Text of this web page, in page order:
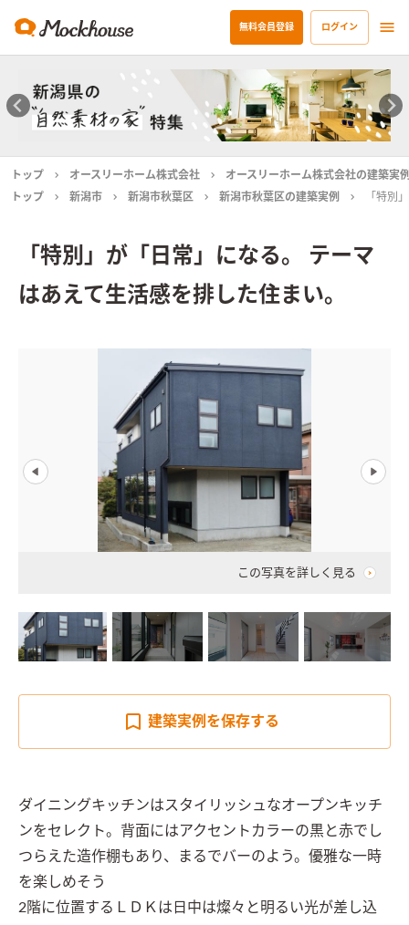
無料会員登録 ログイン
トップ オースリーホーム株式会社
オースリーホーム株式会社の建築実
トップ
新潟市 新潟市秋葉区 新潟市秋葉区の建築実例 「特別
「特別」が「日常」になる。 テーマ
はあえて生活感を排した住まい。
この写真を詳しく見る
建築実例を保存する
ダイニングキッチンはスタイリッシュなオープンキッチ
ンをセレクト。背面にはアクセントカラーの黒と赤でし
つらえた造作棚もあり、まるでバーのよう。優雅な一時
を楽しめそう
2階に位置するＬＤＫは日中は燦々と明るい光が差し込